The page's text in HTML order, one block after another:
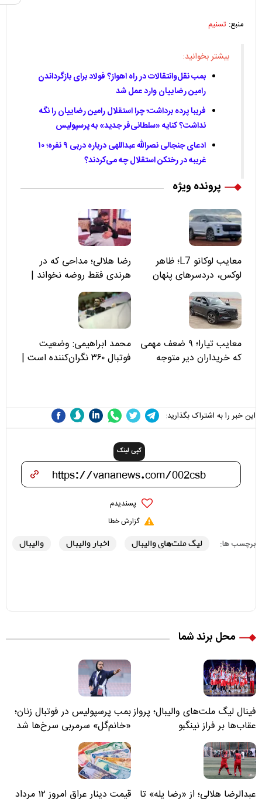
منبع: تسنیم
بیشتر بخوانید:
بمب نقل‌وانتقالات در راه اهواز؟ فولاد برای بازگرداندن
رامین رضاییان وارد عمل شد
فریبا پرده برداشت؛ چرا استقلال رامین رضاییان را نگه
نداشت؟ کنایه «سلطانی‌فر جدید» به پرسپولیس
ادعای جنجالی نصرالله عبداللهی درباره دربی ۹ نفره؛ ۱۰
غریبه در رختکن استقلال چه می‌کردند؟
پرونده ویژه
معایب لوکانو L7؛ ظاهر
لوکس، دردسرهای پنهان
رضا هلالی؛ مداحی که در
هرندی فقط روضه نخواند |
مسئولان «تکیه‌گاه آقا مرتضی
علی(ع)» را جدی‌تر ببینند
معایب تیارا؛ ۹ ضعف مهمی
که خریداران دیر متوجه
محمد ابراهیمی: وضعیت
فوتبال ۳۶۰ نگران‌کننده است |
این خبر را به اشتراک بگذارید:
کپی لینک
پسندیدم
گزارش خطا
برچسب ها: لیگ ملت‌های والیبال اخبار والیبال والیبال
محل برند شما
فینال لیگ ملت‌های والیبال؛ پرواز
عقاب‌ها بر فراز نینگبو
بمب پرسپولیس در فوتبال زنان؛
«خانم‌گل» سرمربی سرخ‌ها شد
عبدالرضا هلالی؛ از «رضا پله» تا قیمت دینار عراق امروز ۱۲ مرداد